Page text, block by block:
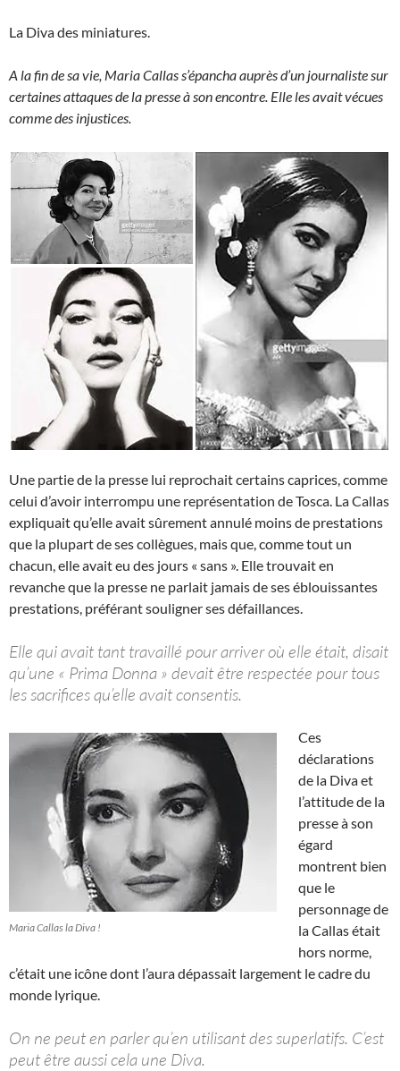
La Diva des miniatures.
A la fin de sa vie, Maria Callas s’épancha auprès d’un journaliste sur
certaines attaques de la presse à son encontre. Elle les avait vécues
comme des injustices.
Une partie de la presse lui reprochait certains caprices, comme
celui d’avoir interrompu une représentation de Tosca. La Callas
expliquait qu’elle avait sûrement annulé moins de prestations
que la plupart de ses collègues, mais que, comme tout un
chacun, elle avait eu des jours « sans ». Elle trouvait en
revanche que la presse ne parlait jamais de ses éblouissantes
prestations, préférant souligner ses défaillances.
Elle qui avait tant travaillé pour arriver où elle était, disait
qu’une « Prima Donna » devait être respectée pour tous
les sacrifices qu’elle avait consentis.
Maria Callas la Diva !
Ces
déclarations
de la Diva et
l’attitude de la
presse à son
égard
montrent bien
que le
personnage de
la Callas était
hors norme,
c’était une icône dont l’aura dépassait largement le cadre du
monde lyrique.
On ne peut en parler qu’en utilisant des superlatifs. C’est
peut être aussi cela une Diva.